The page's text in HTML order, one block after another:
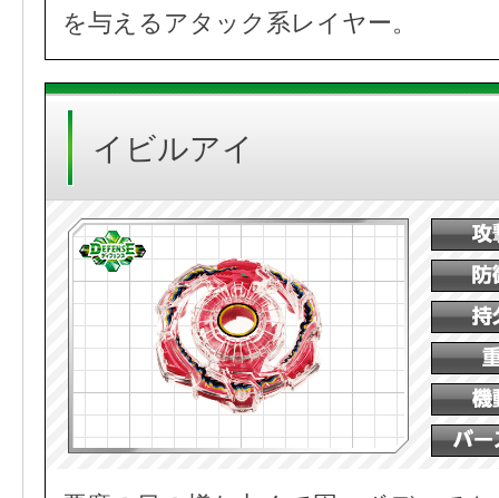
を与えるアタック系レイヤー。
イビルアイ